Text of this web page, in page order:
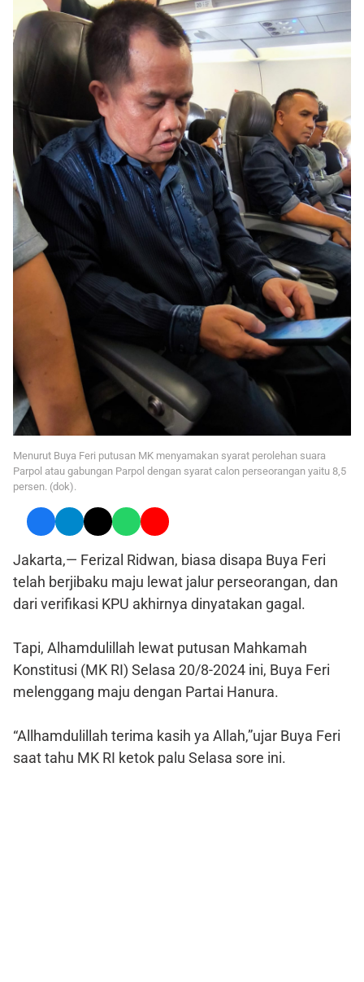
Menurut Buya Feri putusan MK menyamakan syarat perolehan suara
Parpol atau gabungan Parpol dengan syarat calon perseorangan yaitu 8,5
persen. (dok).
Jakarta,— Ferizal Ridwan, biasa disapa Buya Feri
telah berjibaku maju lewat jalur perseorangan, dan
dari verifikasi KPU akhirnya dinyatakan gagal.
Tapi, Alhamdulillah lewat putusan Mahkamah
Konstitusi (MK RI) Selasa 20/8-2024 ini, Buya Feri
melenggang maju dengan Partai Hanura.
“Allhamdulillah terima kasih ya Allah,”ujar Buya Feri
saat tahu MK RI ketok palu Selasa sore ini.